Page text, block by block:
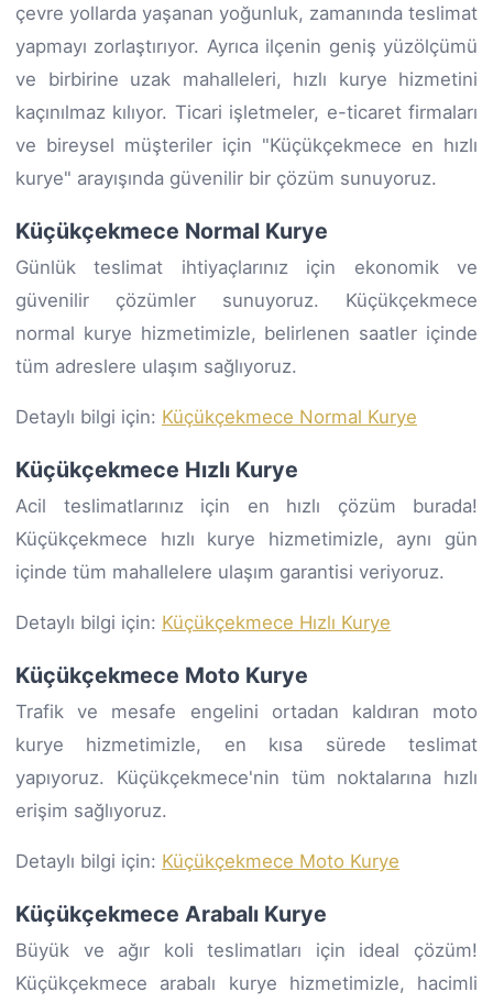
çevre yollarda yaşanan yoğunluk, zamanında teslimat
yapmayı zorlaştırıyor. Ayrıca ilçenin geniş yüzölçümü
ve birbirine uzak mahalleleri, hızlı kurye hizmetini
kaçınılmaz kılıyor. Ticari işletmeler, e-ticaret firmaları
ve bireysel müşteriler için "Küçükçekmece en hızlı
kurye" arayışında güvenilir bir çözüm sunuyoruz.
Küçükçekmece Normal Kurye
Günlük teslimat ihtiyaçlarınız için ekonomik ve
güvenilir çözümler sunuyoruz. Küçükçekmece
normal kurye hizmetimizle, belirlenen saatler içinde
tüm adreslere ulaşım sağlıyoruz.
Detaylı bilgi için: Küçükçekmece Normal Kurye
Küçükçekmece Hızlı Kurye
Acil teslimatlarınız için en hızlı çözüm burada!
Küçükçekmece hızlı kurye hizmetimizle, aynı gün
içinde tüm mahallelere ulaşım garantisi veriyoruz.
Detaylı bilgi için: Küçükçekmece Hızlı Kurye
Küçükçekmece Moto Kurye
Trafik ve mesafe engelini ortadan kaldıran moto
kurye hizmetimizle, en kısa sürede teslimat
yapıyoruz. Küçükçekmece'nin tüm noktalarına hızlı
erişim sağlıyoruz.
Detaylı bilgi için: Küçükçekmece Moto Kurye
Küçükçekmece Arabalı Kurye
Büyük ve ağır koli teslimatları için ideal çözüm!
Küçükçekmece arabalı kurye hizmetimizle, hacimli